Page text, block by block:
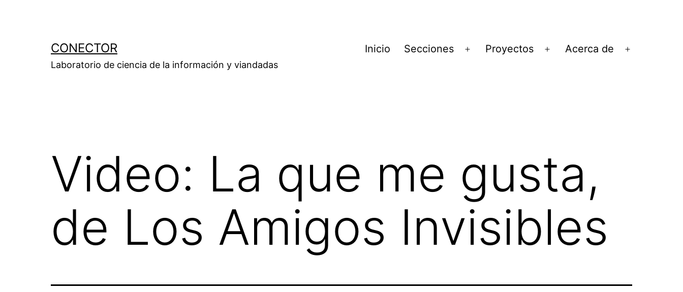
CONECTOR
Laboratorio de ciencia de la información y viandadas
Inicio Secciones
Abrir
Proyectos
Abrir
Acerca de
Video: La que me gusta,
de Los Amigos Invisibles